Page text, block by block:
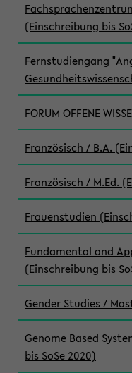
(Einschreibung bis
Fernstudiengang
FORUM OFFENE
Französisch / B.A.
Französisch / M.Ed.
Frauenstudien
Fundamental and
(Einschreibung bis
Gender Studies /
Genome Based
bis SoSe 2020)